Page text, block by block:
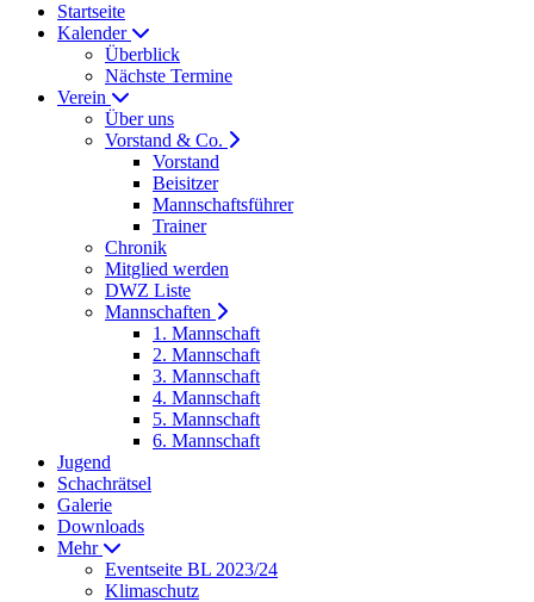
Startseite
Kalender
Überblick
Nächste Termine
Verein
Über uns
Vorstand & Co.
Vorstand
Beisitzer
Mannschaftsführer
Trainer
Chronik
Mitglied werden
DWZ Liste
Mannschaften
1. Mannschaft
2. Mannschaft
3. Mannschaft
4. Mannschaft
5. Mannschaft
6. Mannschaft
Jugend
Schachrätsel
Galerie
Downloads
Mehr
Eventseite BL 2023/24
Klimaschutz